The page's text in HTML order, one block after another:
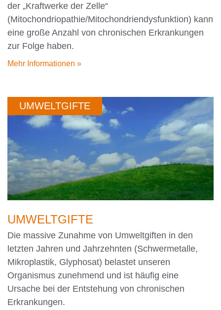
der „Kraftwerke der Zelle“
(Mitochondriopathie/Mitochondriendysfunktion) kann
eine große Anzahl von chronischen Erkrankungen
zur Folge haben.
Mehr Informationen »
UMWELTGIFTE
UMWELTGIFTE
Die massive Zunahme von Umweltgiften in den
letzten Jahren und Jahrzehnten (Schwermetalle,
Mikroplastik, Glyphosat) belastet unseren
Organismus zunehmend und ist häufig eine
Ursache bei der Entstehung von chronischen
Erkrankungen.